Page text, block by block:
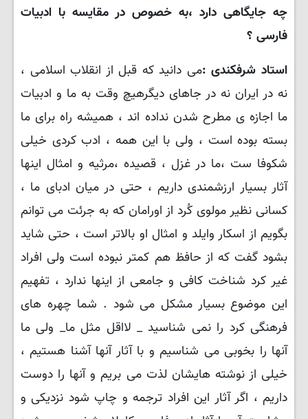
چه جایگاهی دارد ،به خصوص در مقایسه با ادبیات
فارسی ؟
استاد شرفکندی :می دانید که قبل از انقلاب اسلامی ،
نه در ایران نه در جاهای دیگرهیچ وقت به ما و ادبیات
ما اجازه ی مطرح شدن نداده اند ، همیشه راه برای ما
بسته بوده است ، ولی با این همه ، ادب کردی خیلی
شکوفا ست ،ما در غزل ، قصیده ،مرثیه و امثال اینها
آثار بسیار ارزشمندی داریم ، حتی در میان ادبای ما ،
کسانی نظیر مولوی کُرد از اورامان که به جرئت می توانم
بگویم از اسکار وایلد و امثال او بالاتر است ، حتی شاید
بشود گفت که از حافظ هم کمتر نبوده است ولی افراد
غیر کرد شناخت کافی و جامعی از اینها ندارد ، تفهیم
این موضوع بسیار مشکل می شود . شما چهره های
فرهنگی کرد را نمی شناسید _ لااقل مثل ما_ ولی ما
آنها را بخوبی می شناسیم و با آثار آنها آشنا هستیم ،
خیلی از نوشته هایشان لذت می بریم و آنها را دوست
داریم ، اگر آثار این افراد ترجمه و چاپ شود نزدیکی و